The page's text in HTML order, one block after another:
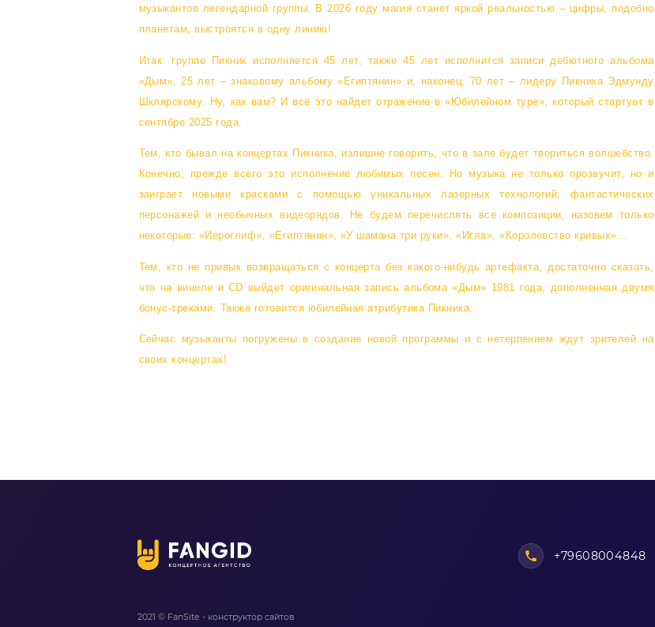
музыкантов легендарной группы. В 2026 году магия станет яркой реальностью – цифры, подобно
планетам, выстроятся в одну линию!
Итак: группе Пикник исполняется 45 лет, также 45 лет исполнится записи дебютного альбома
«Дым», 25 лет – знаковому альбому «Египтянин» и, наконец, 70 лет – лидеру Пикника Эдмунду
Шклярскому. Ну, как вам? И всё это найдет отражение в «Юбилейном туре», который стартует в
сентябре 2025 года.
Тем, кто бывал на концертах Пикника, излишне говорить, что в зале будет твориться волшебство.
Конечно, прежде всего это исполнение любимых песен. Но музыка не только прозвучит, но и
заиграет новыми красками с помощью уникальных лазерных технологий, фантастических
персонажей и необычных видеорядов. Не будем перечислять все композиции, назовем только
некоторые: «Иероглиф», «Египтянин», «У шамана три руки», «Игла», «Королевствокривых»…
Тем, кто не привык возвращаться с концерта без какого-нибудь артефакта, достаточно сказать,
что на виниле и CD выйдет оригинальная запись альбома «Дым» 1981 года, дополненная двумя
бонус-треками. Также готовится юбилейная атрибутика Пикника.
Сейчас музыканты погружены в создание новой программы и с нетерпением ждут зрителей на
своих концертах!
+79608004848
2021 © FanSite - конструктор сайтов